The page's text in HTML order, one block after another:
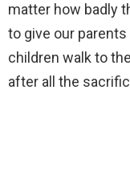
matter how badly
to give our
children walk to
after all the